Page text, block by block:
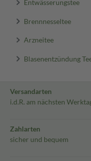
Entwässerungstee
Brennnesseltee
Arzneitee
Blasenentzündung
Versandarten
i.d.R. am nächsten
Zahlarten
sicher und bequem